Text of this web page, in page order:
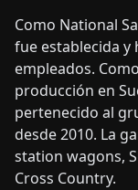
Como National
fue establecida y
empleados.
producción en
pertenecido al
desde 2010. La
station wagons,
Cross Country.